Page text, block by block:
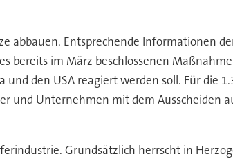
abbauen. Entsprechende Informationen
bereits im März beschlossenen
den USA reagiert werden soll. Für die
und Unternehmen mit dem Ausscheiden
Grundsätzlich herrscht in